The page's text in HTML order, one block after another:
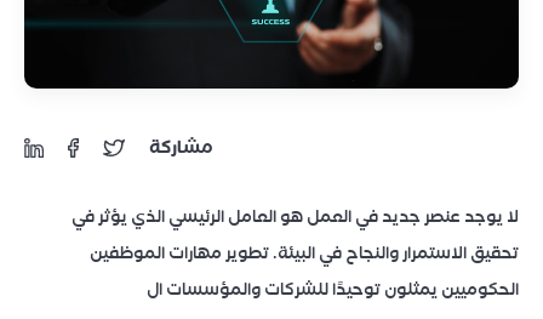
مشاركة
لا يوجد عنصر جديد في العمل هو العامل الرئيسي الذي يؤثر في
تحقيق الاستمرار والنجاح في البيئة. تطوير مهارات الموظفين
الحكوميين يمثلون توحيدًا للشركات والمؤسسات ال